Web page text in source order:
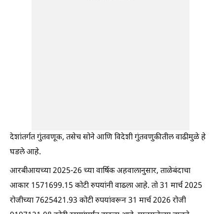
देशांतर्गत गुंतवणूक, तसेच सोने आणि विदेशी गुंतवणुकीतील वाढीमुळे हे
घडले आहे.
आरबीआयच्या 2025-26 च्या वार्षिक अहवालानुसार, ताळेबंदाचा
आकार 1571699.15 कोटी रुपयांनी वाढला आहे. तो 31 मार्च 2025
रोजीच्या 7625421.93 कोटी रुपयांवरून 31 मार्च 2026 रोजी